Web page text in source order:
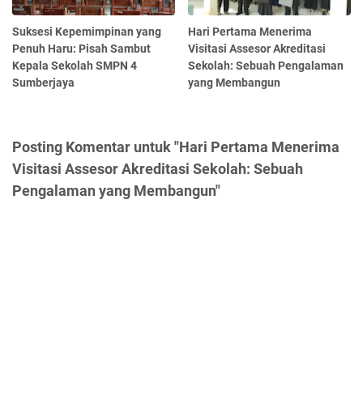
Suksesi Kepemimpinan yang
Penuh Haru: Pisah Sambut
Kepala Sekolah SMPN 4
Sumberjaya
Hari Pertama Menerima
Visitasi Assesor Akreditasi
Sekolah: Sebuah Pengalaman
yang Membangun
Posting Komentar untuk "Hari Pertama Menerima
Visitasi Assesor Akreditasi Sekolah: Sebuah
Pengalaman yang Membangun"